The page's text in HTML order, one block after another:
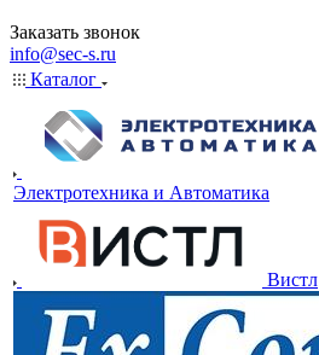
Заказать звонок
info@sec-s.ru
Каталог
Электротехника и Автоматика
Вистл